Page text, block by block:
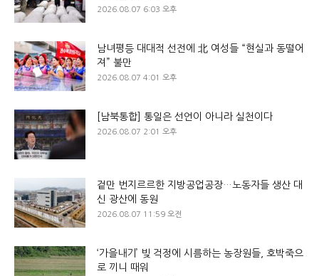
2026.08.07 6:03 오후
남녀평등 대대적 선전에 北 여성들 “현실과 동떨어
져” 불만
2026.08.07 4:01 오후
[남북통합] 통일은 선언이 아니라 실천이다
2026.08.07 2:01 오후
겉만 번지르르한 지방공업공장…노동자들 생산 대
신 광산에 동원
2026.08.07 11:59 오전
‘가을내기’ 빚 걱정에 시름하는 농장원들, 호박죽으
로 끼니 때워